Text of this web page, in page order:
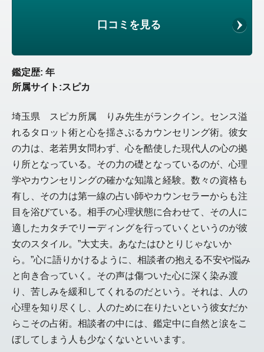
口コミを見る
鑑定歴: 年
所属サイト:スピカ
埼玉県 スピカ所属 りみ先生がランクイン。センス溢
れるタロット術と心を揺さぶるカウンセリング術。彼女
の力は、老若男女問わず、心を酷使した現代人の心の拠
り所となっている。その力の礎となっているのが、心理
学やカウンセリングの確かな知識と経験。数々の資格も
有し、その力は第一線の占い師やカウンセラーからも注
目を浴びている。相手の心理状態に合わせて、その人に
適したカタチでリーディングを行っていくというのが彼
女のスタイル。”大丈夫。あなたはひとりじゃないか
ら。”心に語りかけるように、相談者の抱える不安や悩み
と向き合っていく。その声は傷ついた心に深く染み渡
り、苦しみを緩和してくれるのだという。それは、人の
心理を知り尽くし、人のために在りたいという彼女だか
らこその占術。相談者の中には、鑑定中に自然と涙をこ
ぼしてしまう人も少なくないといいます。